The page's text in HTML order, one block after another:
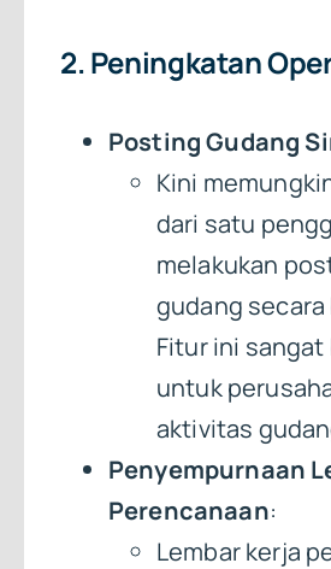
2. Peningkatan
Posting Gudang
Kini
dari satu
melakukan
gudang
Fitur ini
untuk
aktivitas
Penyempurnaan
Perencanaan:
Lembar kerja